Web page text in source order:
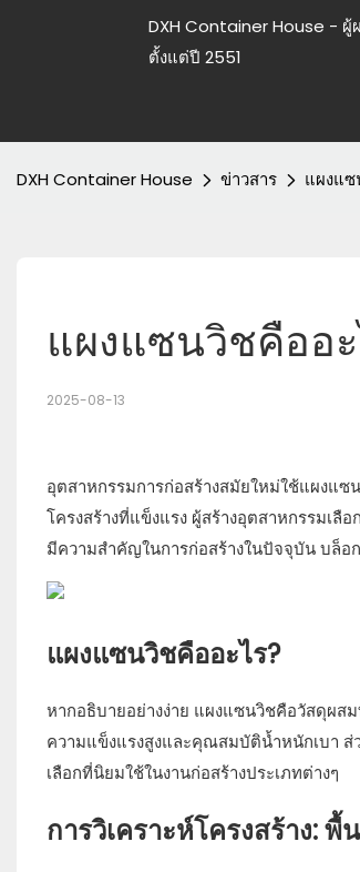
DXH Container House - ผู้
ตั้งแต่ปี 2551
DXH Container House ข่าวสาร แผงแซ
แผงแซนวิชคืออ
2025-08-13
อุตสาหกรรมการก่อสร้างสมัยใหม่ใช้แผงแ
โครงสร้างที่แข็งแรง ผู้สร้างอุตสาหกรรมเ
มีความสำคัญในการก่อสร้างในปัจจุบัน บล็
แผงแซนวิชคืออะไร?
หากอธิบายอย่างง่าย แผงแซนวิชคือวัสดุผส
ความแข็งแรงสูงและคุณสมบัติน้ำหนักเบา ส่
เลือกที่นิยมใช้ในงานก่อสร้างประเภทต่างๆ
การวิเคราะห์โครงสร้าง: